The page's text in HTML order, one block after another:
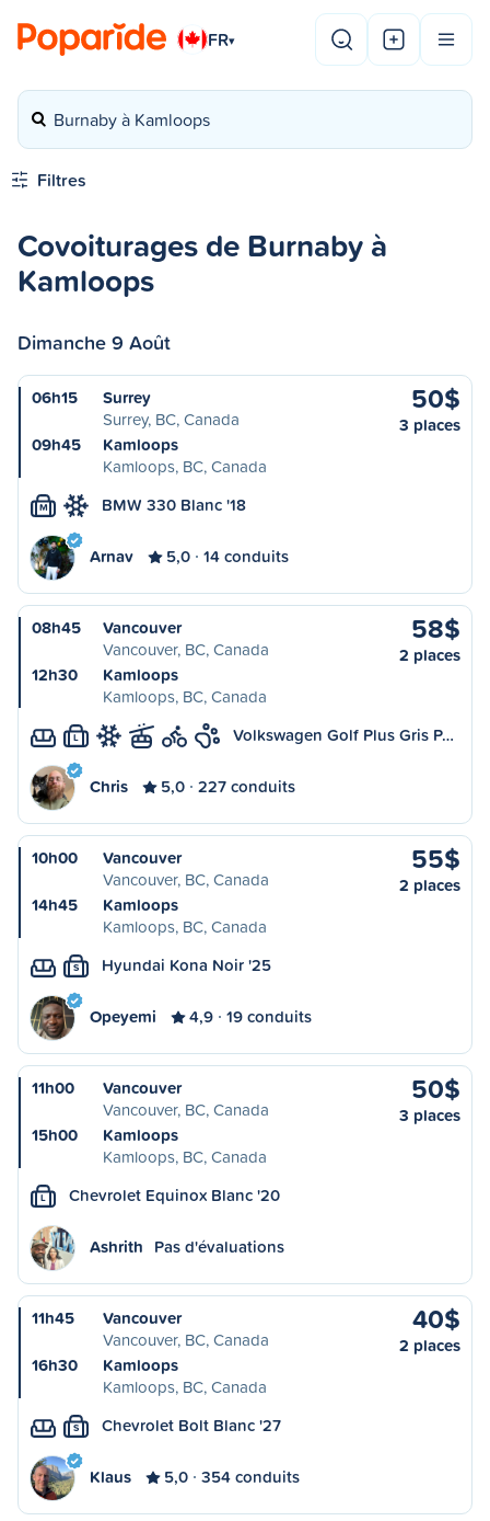
FR▾
Burnaby à Kamloops
Filtres
Covoiturages de Burnaby à
Kamloops
Dimanche 9 Août
06h15
Surrey
Surrey, BC, Canada
09h45
Kamloops
Kamloops, BC, Canada
50$
3 places
M BMW 330 Blanc '18
Arnav 5,0 14 conduits
08h45
Vancouver
Vancouver, BC, Canada
12h30
Kamloops
Kamloops, BC, Canada
58$
2 places
L Volkswagen Golf Plus Gris P…
Chris 5,0 227 conduits
10h00
Vancouver
Vancouver, BC, Canada
14h45
Kamloops
Kamloops, BC, Canada
55$
2 places
S Hyundai Kona Noir '25
Opeyemi 4,9 19 conduits
11h00
Vancouver
Vancouver, BC, Canada
15h00
Kamloops
Kamloops, BC, Canada
50$
3 places
L Chevrolet Equinox Blanc '20
Ashrith Pas d'évaluations
11h45
Vancouver
Vancouver, BC, Canada
16h30
Kamloops
Kamloops, BC, Canada
40$
2 places
S Chevrolet Bolt Blanc '27
Klaus 5,0 354 conduits